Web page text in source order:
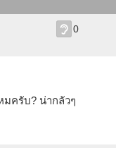
0
มครับ? น่ากลัวๆ